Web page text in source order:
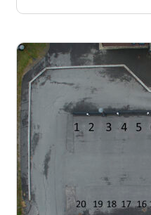
Tällä
tuotteella
on
useampi
muunnelma.
Voit
tehdä
valinnat
tuotteen
sivulla.